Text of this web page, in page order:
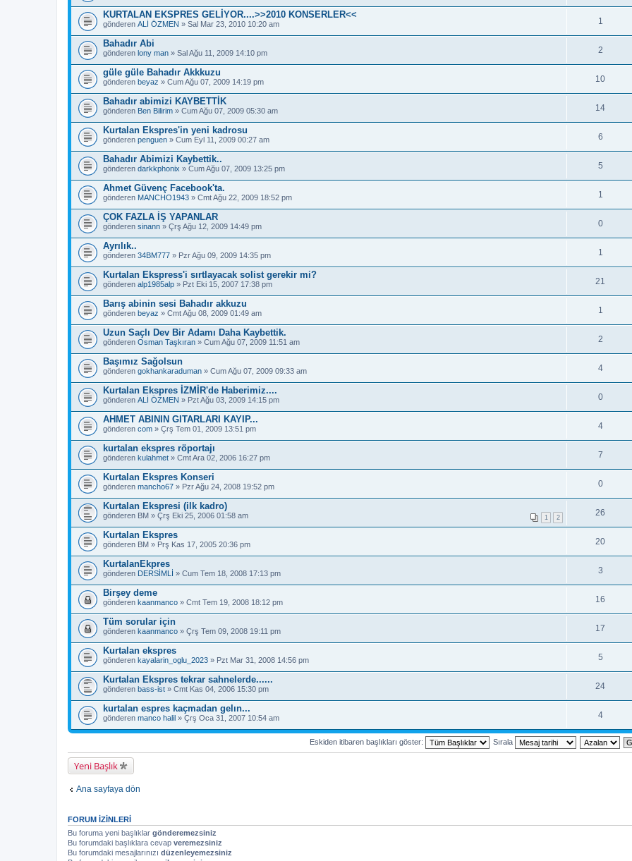
KURTALAN EKSPRES GELİYOR....>>2010 KONSERLER<<
gönderen ALİ ÖZMEN » Sal Mar 23, 2010 10:20 am 1
Bahadır Abi
gönderen lony man » Sal Ağu 11, 2009 14:10 pm 2
güle güle Bahadır Akkkuzu
gönderen beyaz » Cum Ağu 07, 2009 14:19 pm 10
Bahadır abimizi KAYBETTİK
gönderen Ben Bilirim » Cum Ağu 07, 2009 05:30 am 14
Kurtalan Ekspres'in yeni kadrosu
gönderen penguen » Cum Eyl 11, 2009 00:27 am 6
Bahadır Abimizi Kaybettik..
gönderen darkkphonix » Cum Ağu 07, 2009 13:25 pm 5
Ahmet Güvenç Facebook'ta.
gönderen MANCHO1943 » Cmt Ağu 22, 2009 18:52 pm 1
ÇOK FAZLA İŞ YAPANLAR
gönderen sinann » Çrş Ağu 12, 2009 14:49 pm 0
Ayrılık..
gönderen 34BM777 » Pzr Ağu 09, 2009 14:35 pm 1
Kurtalan Ekspress'i sırtlayacak solist gerekir mi?
gönderen alp1985alp » Pzt Eki 15, 2007 17:38 pm 21
Barış abinin sesi Bahadır akkuzu
gönderen beyaz » Cmt Ağu 08, 2009 01:49 am 1
Uzun Saçlı Dev Bir Adamı Daha Kaybettik.
gönderen Osman Taşkıran » Cum Ağu 07, 2009 11:51 am 2
Başımız Sağolsun
gönderen gokhankaraduman » Cum Ağu 07, 2009 09:33 am 4
Kurtalan Ekspres İZMİR'de Haberimiz....
gönderen ALİ ÖZMEN » Pzt Ağu 03, 2009 14:15 pm 0
AHMET ABININ GITARLARI KAYIP...
gönderen com » Çrş Tem 01, 2009 13:51 pm 4
kurtalan ekspres röportajı
gönderen kulahmet » Cmt Ara 02, 2006 16:27 pm 7
Kurtalan Ekspres Konseri
gönderen mancho67 » Pzr Ağu 24, 2008 19:52 pm 0
Kurtalan Ekspresi (ilk kadro)
1 2
gönderen BM » Çrş Eki 25, 2006 01:58 am 26
Kurtalan Ekspres
gönderen BM » Prş Kas 17, 2005 20:36 pm 20
KurtalanEkpres
gönderen DERSİMLİ » Cum Tem 18, 2008 17:13 pm 3
Birşey deme
gönderen kaanmanco » Cmt Tem 19, 2008 18:12 pm 16
Tüm sorular için
gönderen kaanmanco » Çrş Tem 09, 2008 19:11 pm 17
Kurtalan ekspres
gönderen kayalarin_oglu_2023 » Pzt Mar 31, 2008 14:56 pm 5
Kurtalan Ekspres tekrar sahnelerde......
gönderen bass-ist » Cmt Kas 04, 2006 15:30 pm 24
kurtalan espres kaçmadan gelın...
gönderen manco halil » Çrş Oca 31, 2007 10:54 am 4
Eskiden itibaren başlıkları göster: Sırala
Yeni Başlık
Ana sayfaya dön
FORUM IZINLERI
Bu foruma yeni başlıklar gönderemezsiniz
Bu forumdaki başlıklara cevap veremezsiniz
Bu forumdaki mesajlarınızı düzenleyemezsiniz